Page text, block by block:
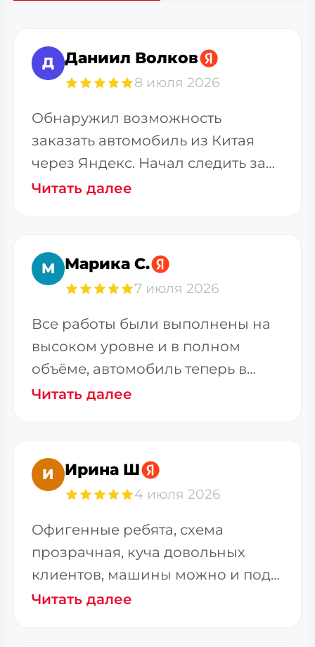
Д Даниил Волков
8 июля 2026
Обнаружил возможность
заказать автомобиль из Китая
через Яндекс. Начал следить за
телеграм-каналом. Меня
Читать далее
М Марика С.
7 июля 2026
Все работы были выполнены на
высоком уровне и в полном
объёме, автомобиль теперь в
гараже. Большое спасибо
Читать далее
И Ирина Ш
4 июля 2026
Офигенные ребята, схема
прозрачная, куча довольных
клиентов, машины можно и под
заказ и из наличия приобрести
Читать далее